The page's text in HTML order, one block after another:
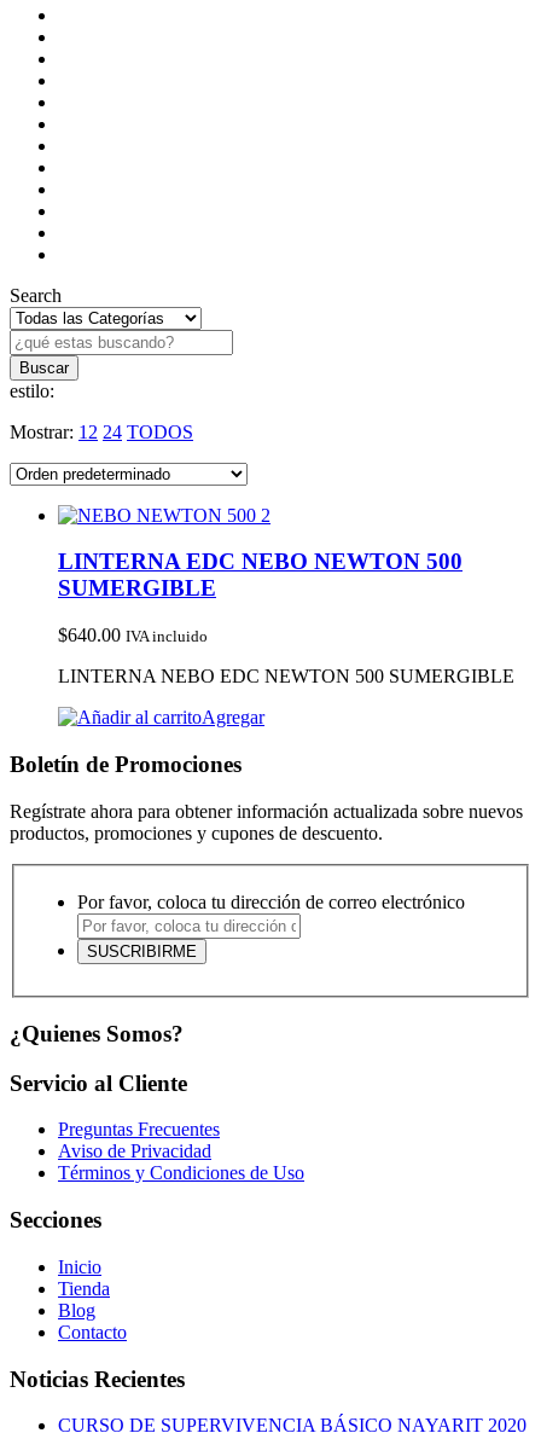
Search
estilo:
Mostrar: 12 24 TODOS
LINTERNA EDC NEBO NEWTON 500
SUMERGIBLE
$640.00 IVA incluido
LINTERNA NEBO EDC NEWTON 500 SUMERGIBLE
Agregar
Boletín de Promociones
Regístrate ahora para obtener información actualizada sobre nuevos
productos, promociones y cupones de descuento.
Por favor, coloca tu dirección de correo electrónico
¿Quienes Somos?
Servicio al Cliente
Preguntas Frecuentes
Aviso de Privacidad
Términos y Condiciones de Uso
Secciones
Inicio
Tienda
Blog
Contacto
Noticias Recientes
CURSO DE SUPERVIVENCIA BÁSICO NAYARIT 2020